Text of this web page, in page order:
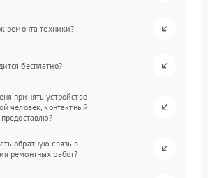
ремонта техники?
бесплатно?
принять устройство
человек, контактный
обратную связь в
ремонтных работ?